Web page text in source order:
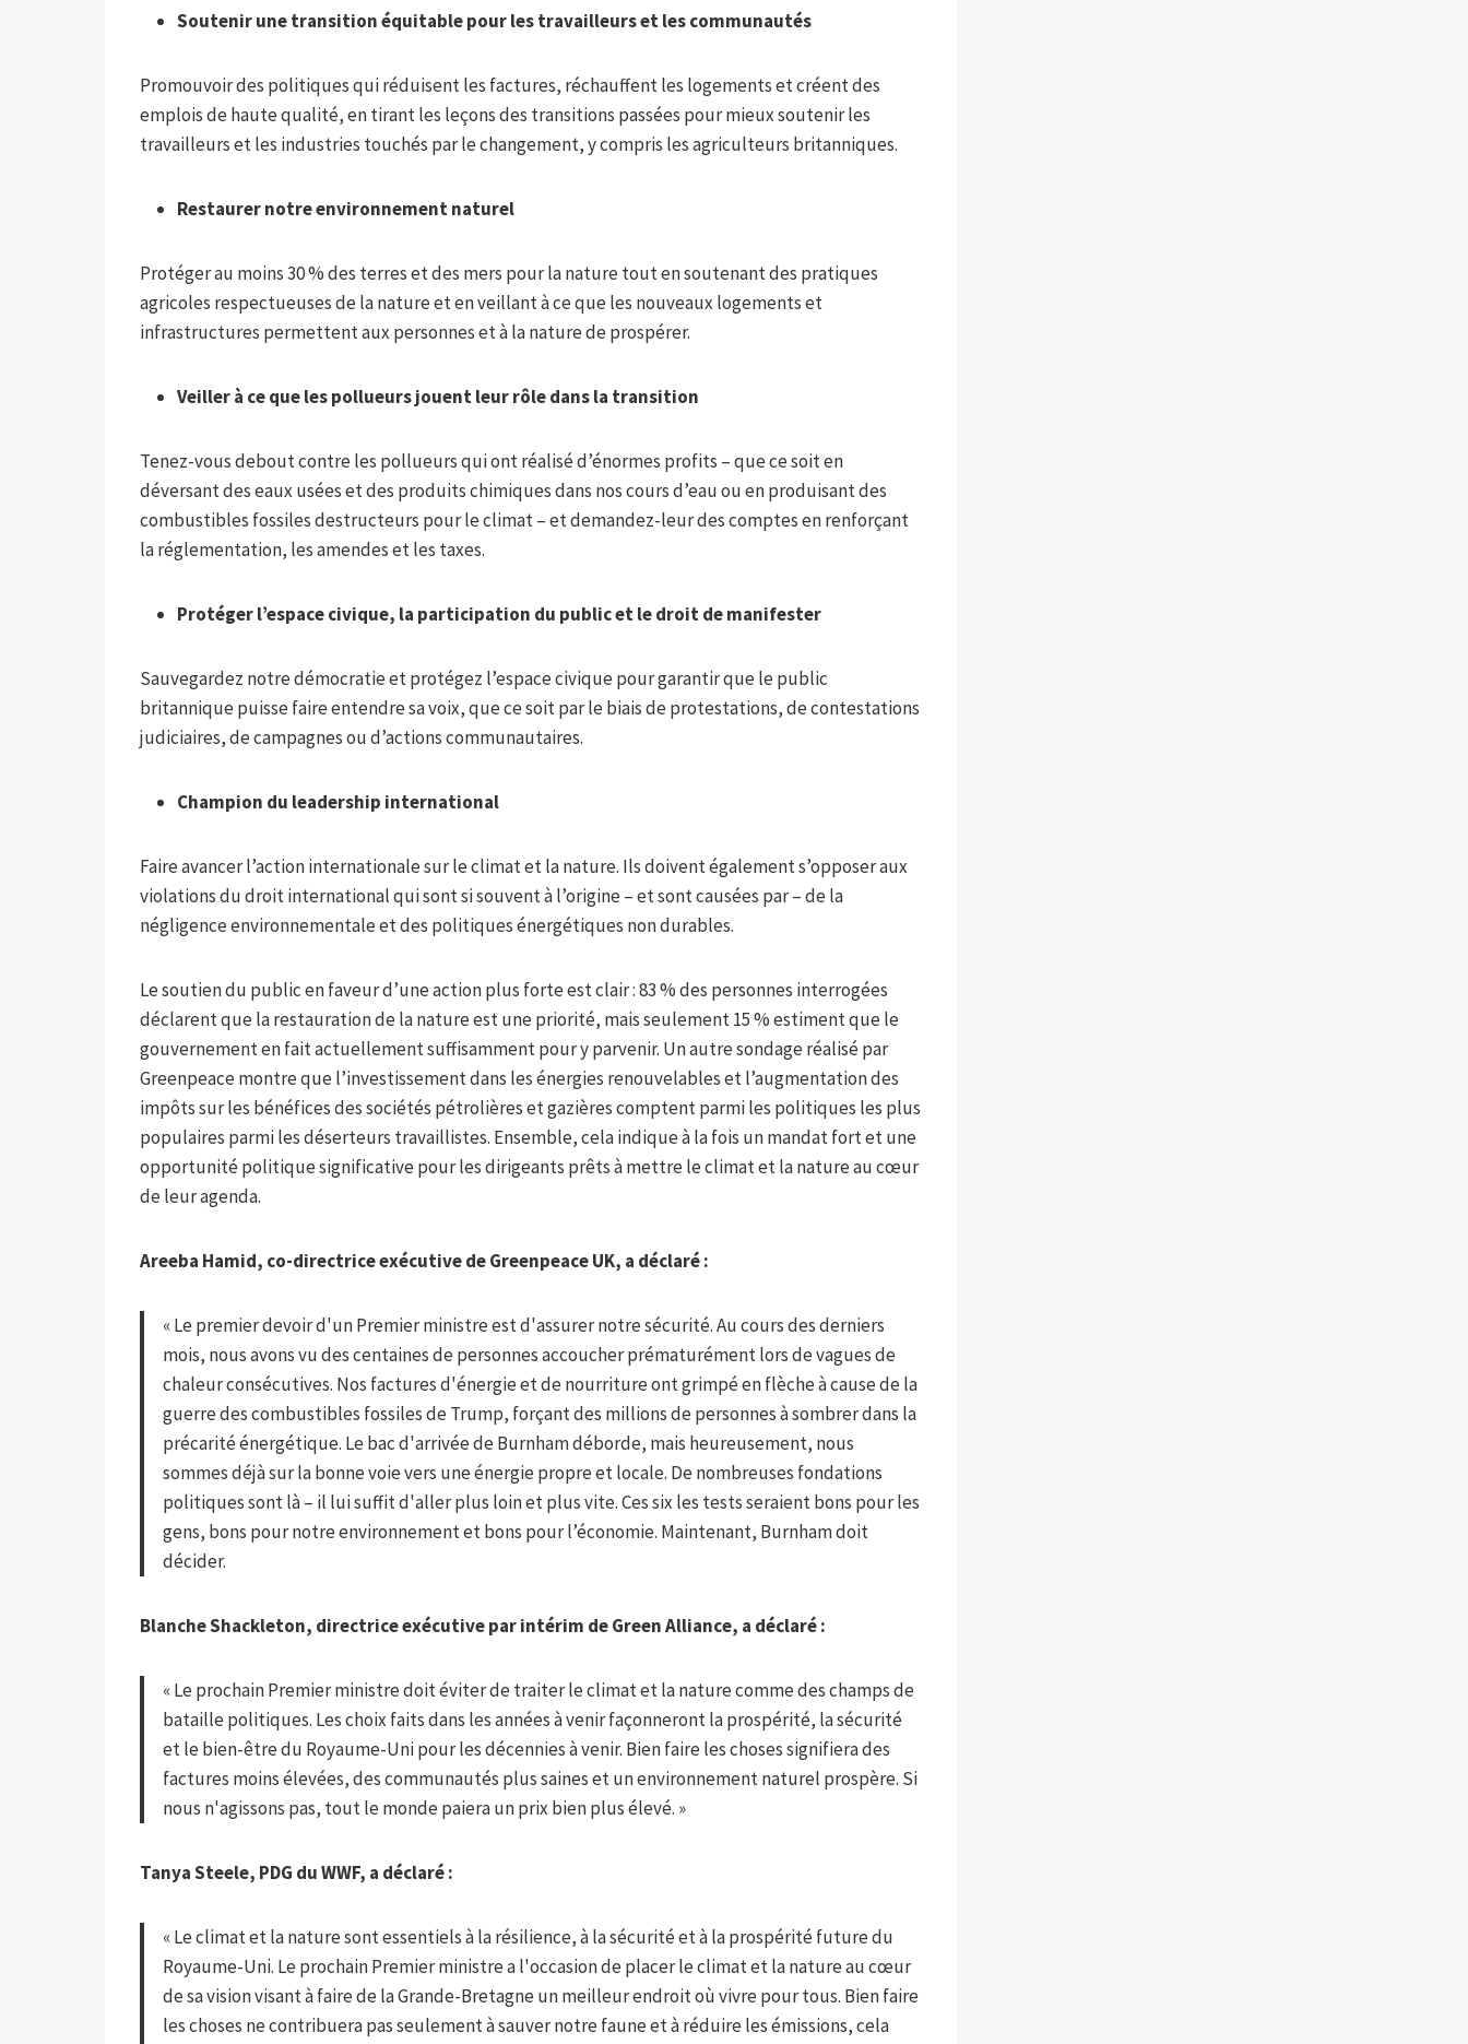
Soutenir une transition équitable pour les travailleurs et les communautés
Promouvoir des politiques qui réduisent les factures, réchauffent les logements et créent des
emplois de haute qualité, en tirant les leçons des transitions passées pour mieux soutenir les
travailleurs et les industries touchés par le changement, y compris les agriculteurs britanniques.
Restaurer notre environnement naturel
Protéger au moins 30 % des terres et des mers pour la nature tout en soutenant des pratiques
agricoles respectueuses de la nature et en veillant à ce que les nouveaux logements et
infrastructures permettent aux personnes et à la nature de prospérer.
Veiller à ce que les pollueurs jouent leur rôle dans la transition
Tenez-vous debout contre les pollueurs qui ont réalisé d’énormes profits – que ce soit en
déversant des eaux usées et des produits chimiques dans nos cours d’eau ou en produisant des
combustibles fossiles destructeurs pour le climat – et demandez-leur des comptes en renforçant
la réglementation, les amendes et les taxes.
Protéger l’espace civique, la participation du public et le droit de manifester
Sauvegardez notre démocratie et protégez l’espace civique pour garantir que le public
britannique puisse faire entendre sa voix, que ce soit par le biais de protestations, de contestations
judiciaires, de campagnes ou d’actions communautaires.
Champion du leadership international
Faire avancer l’action internationale sur le climat et la nature. Ils doivent également s’opposer aux
violations du droit international qui sont si souvent à l’origine – et sont causées par – de la
négligence environnementale et des politiques énergétiques non durables.
Le soutien du public en faveur d’une action plus forte est clair : 83 % des personnes interrogées
déclarent que la restauration de la nature est une priorité, mais seulement 15 % estiment que le
gouvernement en fait actuellement suffisamment pour y parvenir. Un autre sondage réalisé par
Greenpeace montre que l’investissement dans les énergies renouvelables et l’augmentation des
impôts sur les bénéfices des sociétés pétrolières et gazières comptent parmi les politiques les plus
populaires parmi les déserteurs travaillistes. Ensemble, cela indique à la fois un mandat fort et une
opportunité politique significative pour les dirigeants prêts à mettre le climat et la nature au cœur
de leur agenda.
Areeba Hamid, co-directrice exécutive de Greenpeace UK, a déclaré :
« Le premier devoir d'un Premier ministre est d'assurer notre sécurité. Au cours des derniers
mois, nous avons vu des centaines de personnes accoucher prématurément lors de vagues de
chaleur consécutives. Nos factures d'énergie et de nourriture ont grimpé en flèche à cause de la
guerre des combustibles fossiles de Trump, forçant des millions de personnes à sombrer dans la
précarité énergétique. Le bac d'arrivée de Burnham déborde, mais heureusement, nous
sommes déjà sur la bonne voie vers une énergie propre et locale. De nombreuses fondations
politiques sont là – il lui suffit d'aller plus loin et plus vite. Ces six les tests seraient bons pour les
gens, bons pour notre environnement et bons pour l’économie. Maintenant, Burnham doit
décider.
Blanche Shackleton, directrice exécutive par intérim de Green Alliance, a déclaré :
« Le prochain Premier ministre doit éviter de traiter le climat et la nature comme des champs de
bataille politiques. Les choix faits dans les années à venir façonneront la prospérité, la sécurité
et le bien-être du Royaume-Uni pour les décennies à venir. Bien faire les choses signifiera des
factures moins élevées, des communautés plus saines et un environnement naturel prospère. Si
nous n'agissons pas, tout le monde paiera un prix bien plus élevé. »
Tanya Steele, PDG du WWF, a déclaré :
« Le climat et la nature sont essentiels à la résilience, à la sécurité et à la prospérité future du
Royaume-Uni. Le prochain Premier ministre a l'occasion de placer le climat et la nature au cœur
de sa vision visant à faire de la Grande-Bretagne un meilleur endroit où vivre pour tous. Bien faire
les choses ne contribuera pas seulement à sauver notre faune et à réduire les émissions, cela